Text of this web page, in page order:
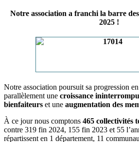
Notre association a franchi la barre
2025 !
Notre association poursuit sa progression
parallèlement une croissance
bienfaiteurs et une augmentation des
À ce jour nous comptons 465 collectivités
contre 319 fin 2024, 155 fin 2023 et 55
répartissent en 1 département, 11